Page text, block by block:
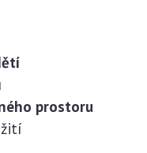
prostoru